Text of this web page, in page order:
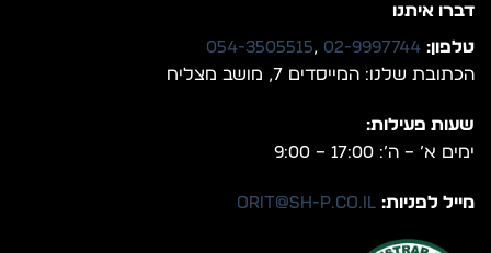
דברו איתנו
טלפון: 02-9997744
,
054-3505515
הכתובת שלנו: המייסדים 7, מושב מצליח
שעות פעילות:
ימים א’ – ה’: 17:00 – 9:00
מייל לפניות: orit@sh-p.co.il